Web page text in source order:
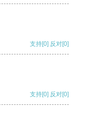
支持[0] 反对[0]
支持[0] 反对[0]